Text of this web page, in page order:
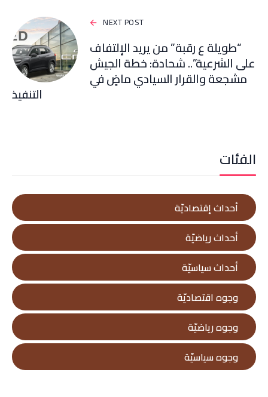
NEXT POST
“طويلة ع رقبة” من يريد الإلتفاف
على الشرعية”.. شحادة: خطة الجيش
مشجعة والقرار السيادي ماضٍ في
التنفيذ
الفئات
أحداث إقتصاديّة
أحداث رياضيّة
أحداث سياسيّة
وجوه اقتصاديّة
وجوه رياضيّة
وجوه سياسيّة